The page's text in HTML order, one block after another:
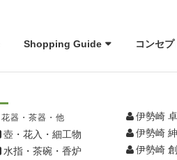
Shopping Guide コンセプ
花器・茶器・他
壺・花入・細工物
水指・茶碗・香炉
伊勢崎 卓
伊勢崎 紳
伊勢崎 創